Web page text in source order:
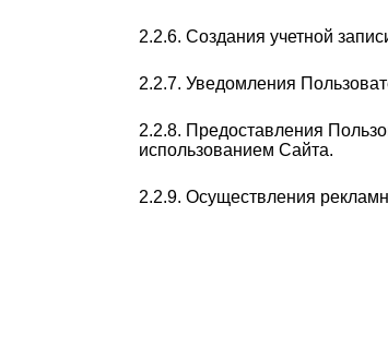
2.2.6. Создания учетной
2.2.7. Уведомления
2.2.8. Предоставления
использованием Сайта.
2.2.9. Осуществления